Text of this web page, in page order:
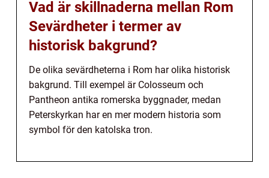
Vad är skillnaderna mellan Rom
Sevärdheter i termer av
historisk bakgrund?
De olika sevärdheterna i Rom har olika historisk
bakgrund. Till exempel är Colosseum och
Pantheon antika romerska byggnader, medan
Peterskyrkan har en mer modern historia som
symbol för den katolska tron.